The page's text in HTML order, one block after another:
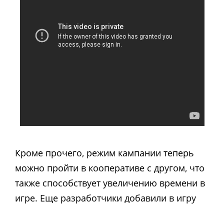
Кроме прочего, режим кампании теперь
можно пройти в кооперативе с другом, что
также способствует увеличению времени в
игре. Еще разработчики добавили в игру